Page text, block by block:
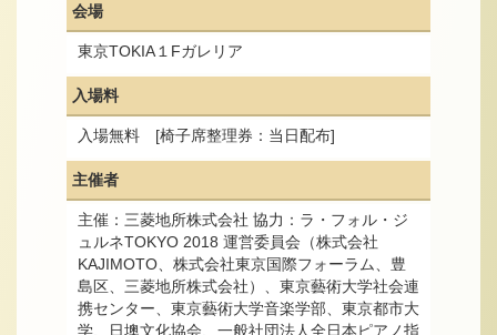
会場
東京TOKIA１Fガレリア
入場料
入場無料 [椅子席整理券：当日配布]
主催者
主催：三菱地所株式会社 協力：ラ・フォル・ジ
ュルネTOKYO 2018 運営委員会（株式会社
KAJIMOTO、株式会社東京国際フォーラム、豊
島区、三菱地所株式会社）、東京藝術大学社会連
携センター、東京藝術大学音楽学部、東京都市大
学、日墺文化協会、一般社団法人全日本ピアノ指